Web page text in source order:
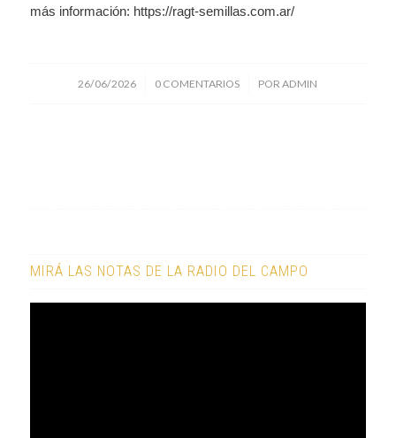
más información: https://ragt-semillas.com.ar/
26/06/2026
/ 0 COMENTARIOS
/ PORADMIN
MIRÁ LAS NOTAS DE LA RADIO DEL CAMPO